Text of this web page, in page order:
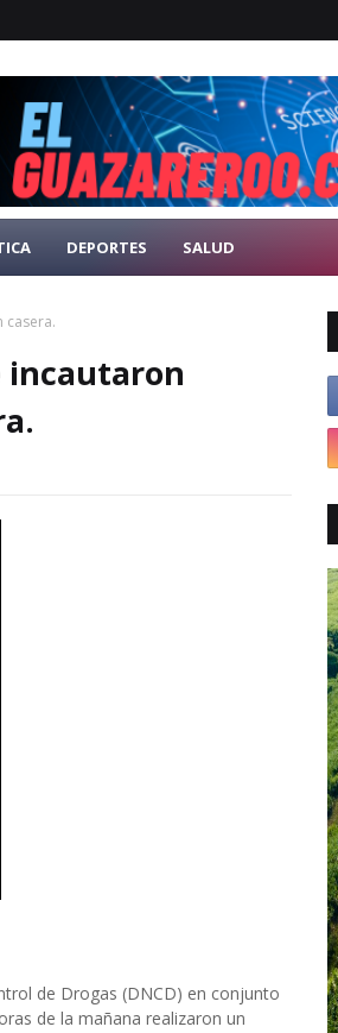
DEPORTES SALUD
casera.
incautaron
de Drogas (DNCD) en conjunto
de la mañana realizaron un